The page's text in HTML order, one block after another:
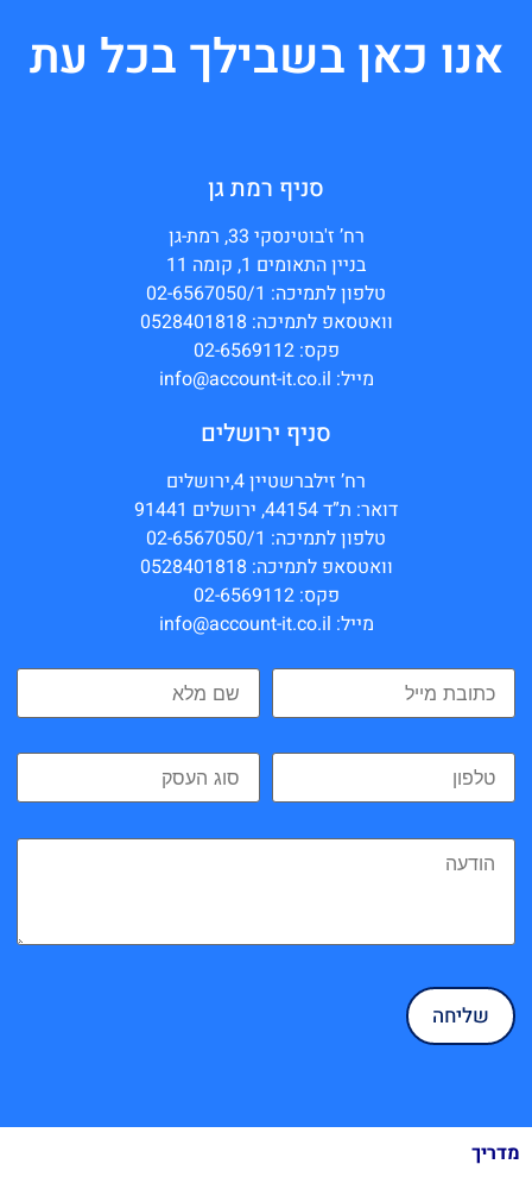
אנו כאן בשבילך בכל עת
סניף רמת גן
רח’ ז'בוטינסקי 33, רמת-גן
בניין התאומים 1, קומה 11
טלפון לתמיכה: 02-6567050/1
וואטסאפ לתמיכה: 0528401818
פקס: 02-6569112
מייל: info@account-it.co.il
סניף ירושלים
רח’ זילברשטיין 4,ירושלים
דואר: ת”ד 44154, ירושלים 91441
טלפון לתמיכה: 02-6567050/1
וואטסאפ לתמיכה: 0528401818
פקס: 02-6569112
מייל: info@account-it.co.il
מדריך